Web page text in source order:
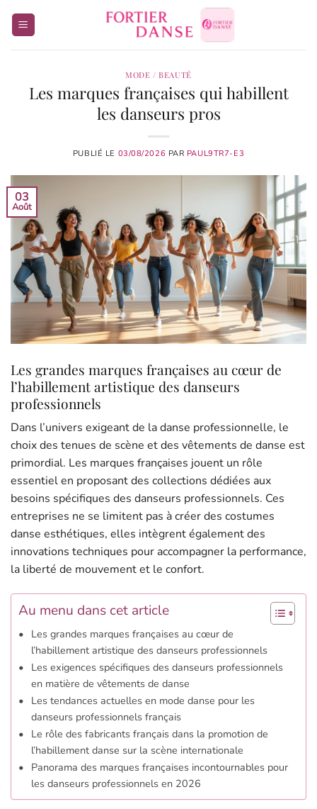
MODE / BEAUTÉ
Les marques françaises qui habillent
les danseurs pros
PUBLIÉ LE 03/08/2026 PAR PAUL9TR7-E3
03
Août
Les grandes marques françaises au cœur de
l’habillement artistique des danseurs
professionnels
Dans l’univers exigeant de la danse professionnelle, le
choix des tenues de scène et des vêtements de danse est
primordial. Les marques françaises jouent un rôle
essentiel en proposant des collections dédiées aux
besoins spécifiques des danseurs professionnels. Ces
entreprises ne se limitent pas à créer des costumes
danse esthétiques, elles intègrent également des
innovations techniques pour accompagner la performance,
la liberté de mouvement et le confort.
Au menu dans cet article
Les grandes marques françaises au cœur de
l’habillement artistique des danseurs professionnels
Les exigences spécifiques des danseurs professionnels
en matière de vêtements de danse
Les tendances actuelles en mode danse pour les
danseurs professionnels français
Le rôle des fabricants français dans la promotion de
l’habillement danse sur la scène internationale
Panorama des marques françaises incontournables pour
les danseurs professionnels en 2026